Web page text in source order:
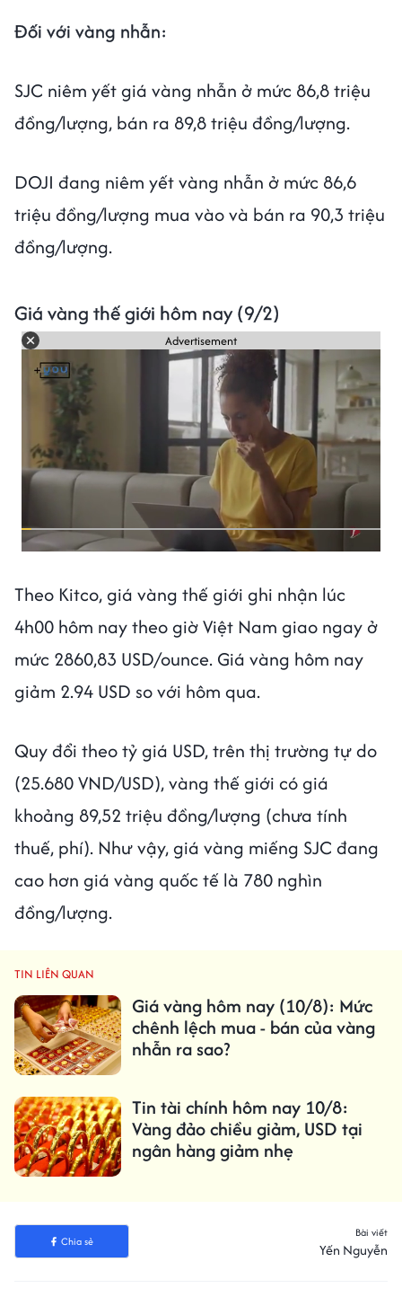
Đối với vàng nhẫn:
SJC niêm yết giá vàng nhẫn ở mức 86,8 triệu
đồng/lượng, bán ra 89,8 triệu đồng/lượng.
DOJI đang niêm yết vàng nhẫn ở mức 86,6
triệu đồng/lượng mua vào và bán ra 90,3 triệu
đồng/lượng.
Giá vàng thế giới hôm nay (9/2)
Advertisement
Theo Kitco, giá vàng thế giới ghi nhận lúc
4h00 hôm nay theo giờ Việt Nam giao ngay ở
mức 2860,83 USD/ounce. Giá vàng hôm nay
giảm 2.94 USD so với hôm qua.
Quy đổi theo tỷ giá USD, trên thị trường tự do
(25.680 VND/USD), vàng thế giới có giá
khoảng 89,52 triệu đồng/lượng (chưa tính
thuế, phí). Như vậy, giá vàng miếng SJC đang
cao hơn giá vàng quốc tế là 780 nghìn
đồng/lượng.
TIN LIÊN QUAN
Giá vàng hôm nay (10/8): Mức
chênh lệch mua - bán của vàng
nhẫn ra sao?
Tin tài chính hôm nay 10/8:
Vàng đảo chiều giảm, USD tại
ngân hàng giảm nhẹ
Chia sẻ
Bài viết
Yến Nguyễn